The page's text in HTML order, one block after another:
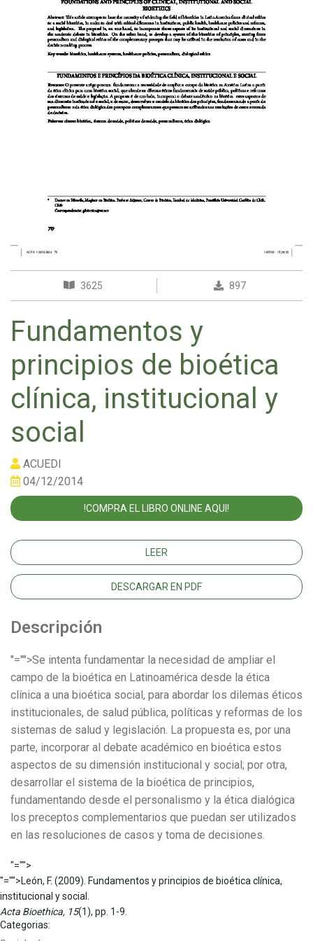
3625 897
Fundamentos y
principios de bioética
clínica, institucional y
social
ACUEDI
04/12/2014
!COMPRA EL LIBRO ONLINE AQUI!
LEER
DESCARGAR EN PDF
Descripción
"="">Se intenta fundamentar la necesidad de ampliar el
campo de la bioética en Latinoamérica desde la ética
clínica a una bioética social, para abordar los dilemas éticos
institucionales, de salud pública, políticas y reformas de los
sistemas de salud y legislación. La propuesta es, por una
parte, incorporar al debate académico en bioética estos
aspectos de su dimensión institucional y social; por otra,
desarrollar el sistema de la bioética de principios,
fundamentando desde el personalismo y la ética dialógica
los preceptos complementarios que puedan ser utilizados
en las resoluciones de casos y toma de decisiones.
"="">
"="">León, F. (2009). Fundamentos y principios de bioética clínica,
institucional y social.
Acta Bioethica, 15(1), pp. 1-9.
Categorias: